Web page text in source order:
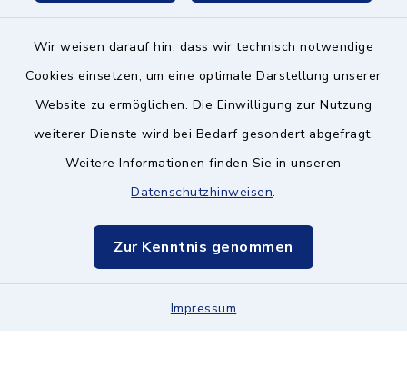
Wir weisen darauf hin, dass wir technisch notwendige
Cookies einsetzen, um eine optimale Darstellung unserer
Website zu ermöglichen. Die Einwilligung zur Nutzung
weiterer Dienste wird bei Bedarf gesondert abgefragt.
Weitere Informationen finden Sie in unseren
Datenschutzhinweisen.
Zur Kenntnis genommen
Impressum
Kontakt ins Rathaus
Datenschutz
Hinweisgeberschutz
Sitemap